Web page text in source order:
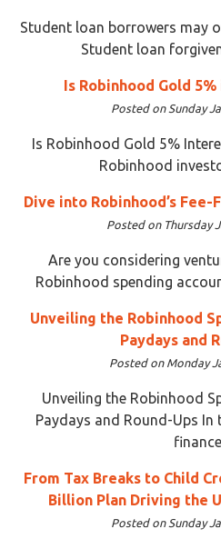
Student loan borrowers may
Student loan
Is Robinhood Gold
Posted on Sunday
Is Robinhood Gold 5%
Robinhood
Dive into Robinhood’s
Posted on Thursday
Are you considering
Robinhood spending
Unveiling the Robinhood
Paydays and
Posted on Monday
Unveiling the Robinhood
Paydays and Round-Ups
From Tax Breaks to Child
Billion Plan Driving the
Posted on Sunday